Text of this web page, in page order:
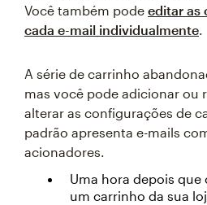
Você também pode editar as
cada e-mail individualmente.
A série de carrinho
mas você pode adicionar ou
alterar as configurações de
padrão apresenta e-mails
acionadores.
Uma hora depois
um carrinho da sua